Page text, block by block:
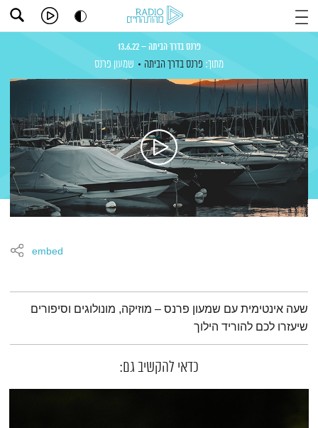
פרנס בדרך הביתה – 13.6.22
מתוך: פרנס בדרך הביתה שמעון פרנס
embed
תמצית הפודקאסט
שעה אינטימית עם שמעון פרנס – מוזיקה, מונולוגים וסיפורים
שיעזרו לכם להוריד הילוך
כדאי להקשיב גם: